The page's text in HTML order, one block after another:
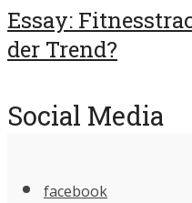
Essay:
der Trend?
Social Media
facebook